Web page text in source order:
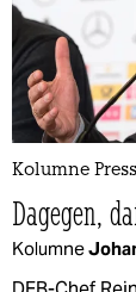
Kolumne
Dagegen,
Kolumne